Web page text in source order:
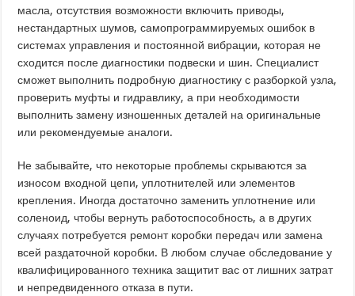
масла, отсутствия возможности включить приводы,
нестандартных шумов, самопрограммируемых ошибок в
системах управления и постоянной вибрации, которая не
сходится после диагностики подвески и шин. Специалист
сможет выполнить подробную диагностику с разборкой узла,
проверить муфты и гидравлику, а при необходимости
выполнить замену изношенных деталей на оригинальные
или рекомендуемые аналоги.
Не забывайте, что некоторые проблемы скрываются за
износом входной цепи, уплотнителей или элементов
крепления. Иногда достаточно заменить уплотнение или
соленоид, чтобы вернуть работоспособность, а в других
случаях потребуется ремонт коробки передач или замена
всей раздаточной коробки. В любом случае обследование у
квалифицированного техника защитит вас от лишних затрат
и непредвиденного отказа в пути.